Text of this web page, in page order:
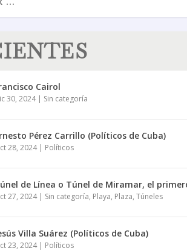
Cairol
30, 2024| Sin categoría
Pérez Carrillo (Políticos de Cuba)
28, 2024| Políticos
de Línea o Túnel de Miramar, el
27, 2024| Sin categoría, Playa, Plaza, Túneles
Villa Suárez (Políticos de Cuba)
23, 2024| Políticos